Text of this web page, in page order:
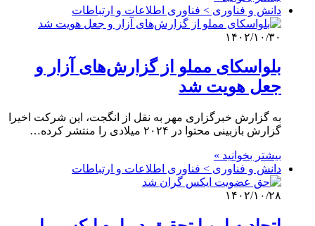
دانش و فناوری > فناوری اطلاعات و ارتباطات
۱۴۰۲/۱۰/۳۰
بلواسکای مملو از گزارش‌های آزار و
جعل هویت شد
به گزارش خبرگزاری مهر به نقل از انگجت، این شرکت اخیرا
گزارش بازبینی محتوا در ۲۰۲۴ میلادی را منتشر کرده…
بیشتر بخوانید »
دانش و فناوری > فناوری اطلاعات و ارتباطات
۱۴۰۲/۱۰/۲۸